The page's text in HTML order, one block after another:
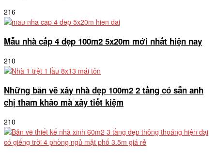
216
Mẫu nhà cấp 4 đẹp 100m2 5x20m mới nhất hiện nay
210
Những bản vẽ xây nhà đẹp 100m2 2 tầng có sẵn anh
chị tham khảo mà xây tiết kiệm
210